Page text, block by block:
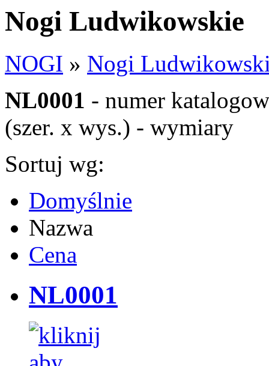
Nogi Ludwikowskie
NOGI » Nogi
NL0001 - numer
(szer. x wys.) - wymiary
Sortuj wg:
Domyślnie
Nazwa
Cena
NL0001